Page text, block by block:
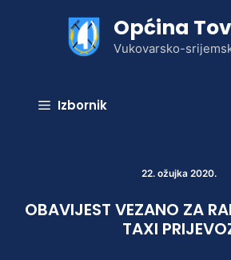
Općina
Vukovarsko-
Izbornik
22. ožujka 2020.
OBAVIJEST VEZANO ZA
TAXI